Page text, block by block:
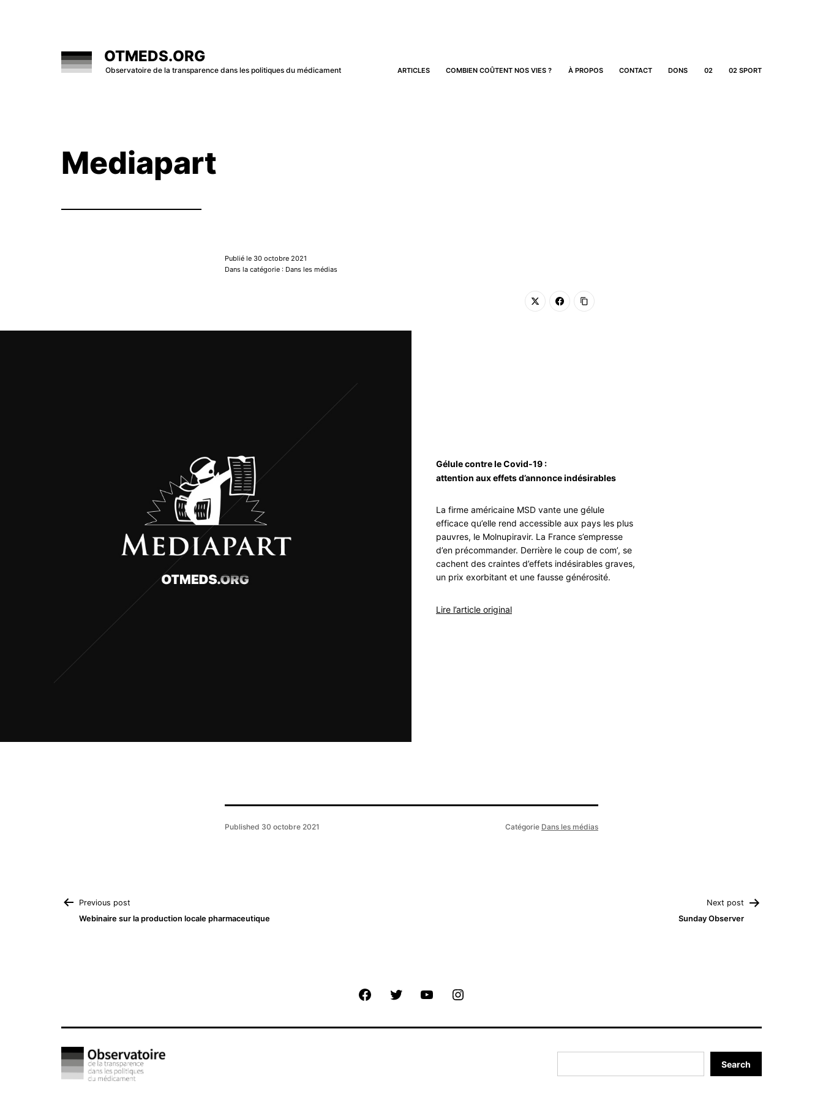
OTMEDS.ORG
Observatoire de la transparence dans les politiques du médicament ARTICLES COMBIEN COÛTENT NOS VIES ? À PROPOS CONTACT DONS 02 02 SPORT
Mediapart
Publié le 30 octobre 2021
Dans la catégorie : Dans les médias
Gélule contre le Covid-19 :
attention aux effets d’annonce indésirables
La firme américaine MSD vante une gélule
efficace qu’elle rend accessible aux pays les plus
pauvres, le Molnupiravir. La France s’empresse
d’en précommander. Derrière le coup de com’, se
cachent des craintes d’effets indésirables graves,
un prix exorbitant et une fausse générosité.
Lire l’article original
Published 30 octobre 2021 Catégorie Dans les médias
Navigation
Previous post
Webinaire sur la production locale pharmaceutique
Next post
Sunday Observer
FacebookTwitter Youtube